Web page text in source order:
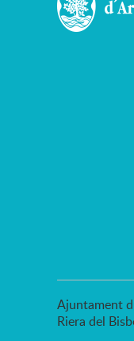
Ajuntament
Riera del